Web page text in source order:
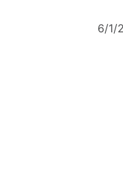
6/1/